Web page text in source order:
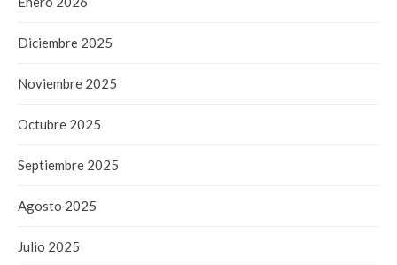
Diciembre 2025
Noviembre 2025
Octubre 2025
Septiembre 2025
Agosto 2025
Julio 2025